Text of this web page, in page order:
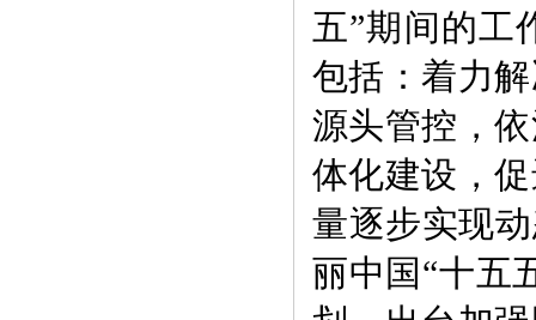
五”期间的工
包括：着力
源头管控，
体化建设，
量逐步实现
丽中国“十五